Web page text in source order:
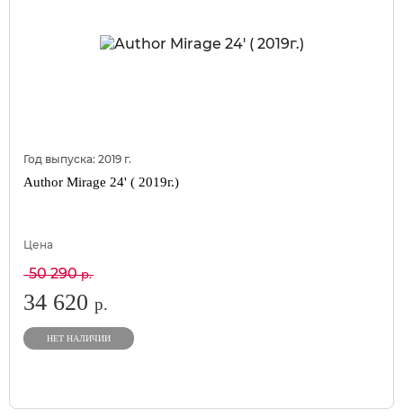
Год выпуска: 2019 г.
Author Mirage 24' ( 2019г.)
Цена
50 290р.
34 620 р.
НЕТ НАЛИЧИИ